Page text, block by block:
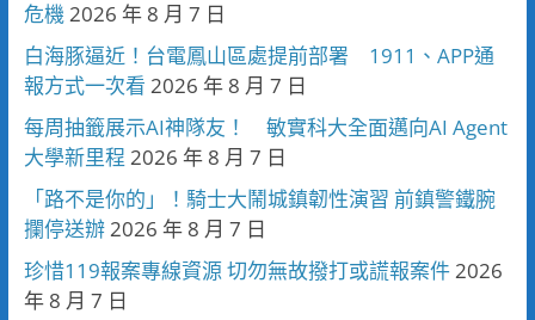
危機2026 年 8 月 7 日
白海豚逼近！台電鳳山區處提前部署 1911、APP通
報方式一次看 2026 年 8 月 7 日
每周抽籤展示AI神隊友！ 敏實科大全面邁向AI Agent
大學新里程 2026 年 8 月 7 日
「路不是你的」！騎士大鬧城鎮韌性演習 前鎮警鐵腕
攔停送辦2026 年 8 月 7 日
珍惜119報案專線資源 切勿無故撥打或謊報案件2026
年 8 月 7 日